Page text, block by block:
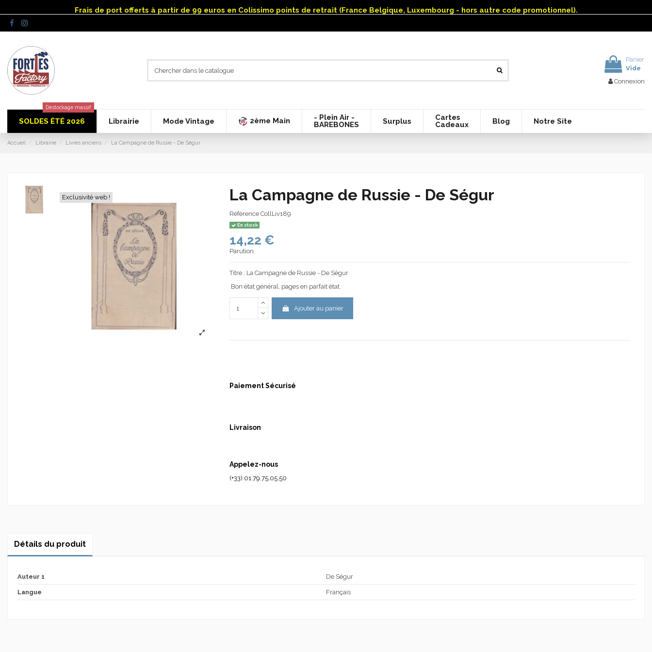
Frais de port offerts à partir de 99 euros en Colissimo points de retrait (France Belgique, Luxembourg - hors autre code promotionnel).
Panier
Vide
Connexion
SOLDES ÉTÉ 2026
Déstockage massif
Librairie Mode Vintage 2ème Main
- Plein Air -
BAREBONES
Surplus
Cartes
Cadeaux
Blog Notre Site
Accueil Librairie Livres anciens La Campagne de Russie - De Ségur
Exclusivité web ! La Campagne de Russie - De Ségur
Référence CollLiv189
En stock
14,22 €
Parution
Titre : La Campagne de Russie - De Ségur
Bon état général, pages en parfait état.
Ajouter au panier
Paiement Sécurisé
Livraison
Appelez-nous
(+33) 01.79.75.05.50
Détails du produit
Auteur 1 De Ségur
Langue Français